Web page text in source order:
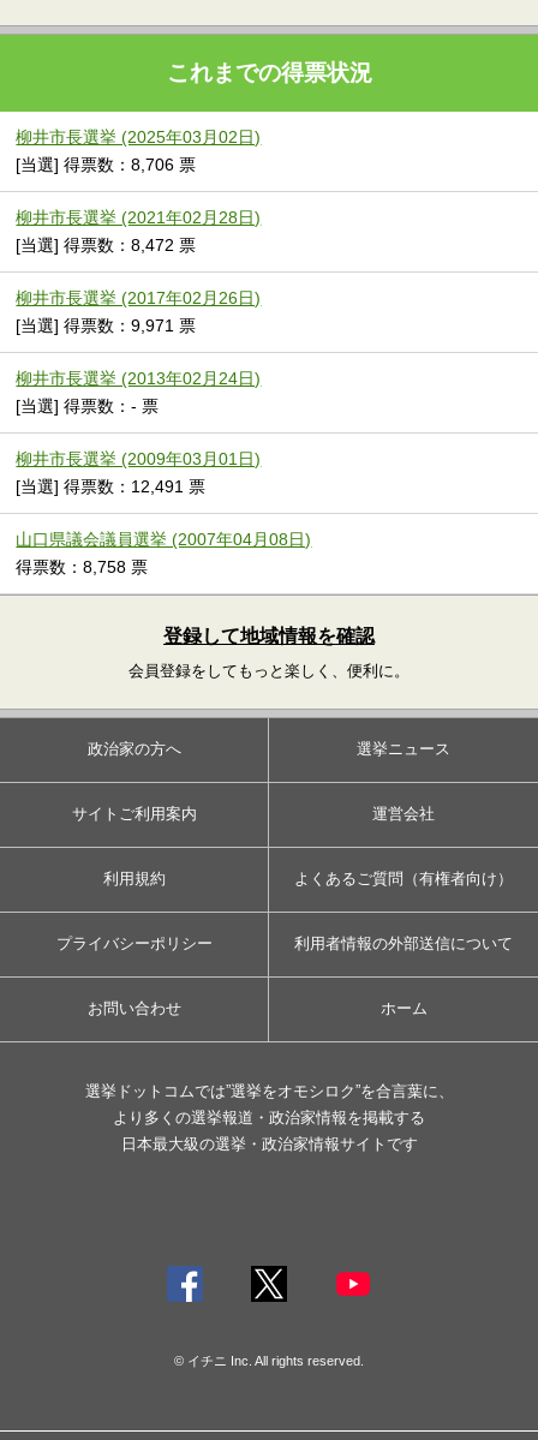
これまでの得票状況
柳井市長選挙 (2025年03月02日)
[当選] 得票数：8,706 票
柳井市長選挙 (2021年02月28日)
[当選] 得票数：8,472 票
柳井市長選挙 (2017年02月26日)
[当選] 得票数：9,971 票
柳井市長選挙 (2013年02月24日)
[当選] 得票数：- 票
柳井市長選挙 (2009年03月01日)
[当選] 得票数：12,491 票
山口県議会議員選挙 (2007年04月08日)
得票数：8,758 票
登録して地域情報を確認
会員登録をしてもっと楽しく、便利に。
政治家の方へ 選挙ニュース
サイトご利用案内 運営会社
利用規約 よくあるご質問（有権者向け）
プライバシーポリシー 利用者情報の外部送信について
お問い合わせ ホーム
選挙ドットコムでは”選挙をオモシロク”を合言葉に、
より多くの選挙報道・政治家情報を掲載する
日本最大級の選挙・政治家情報サイトです
© イチニ Inc. All rights reserved.